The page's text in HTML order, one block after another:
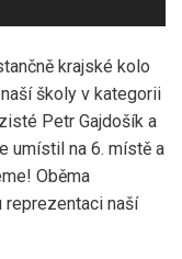
krajské kolo
školy v kategorii
Petr Gajdošík a
umístil na 6. místě a
Oběma
reprezentaci naší